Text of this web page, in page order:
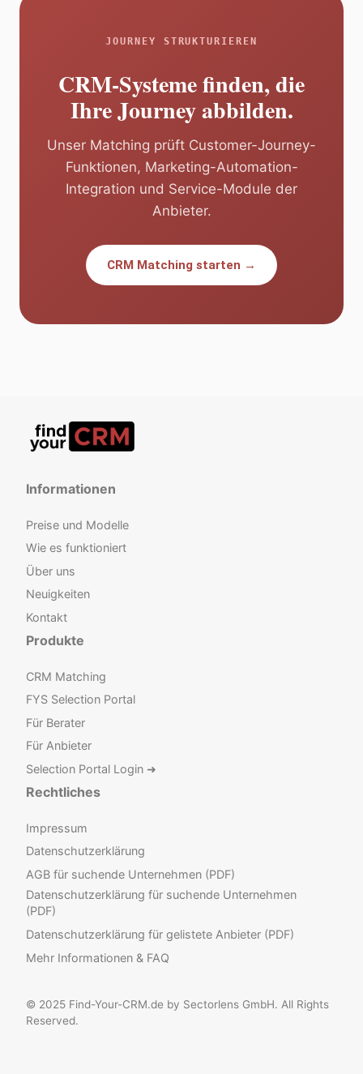
JOURNEY STRUKTURIEREN
CRM-Systeme finden, die
Ihre Journey abbilden.
Unser Matching prüft Customer-Journey-
Funktionen, Marketing-Automation-
Integration und Service-Module der
Anbieter.
CRM Matching starten →
Informationen
Preise und Modelle
Wie es funktioniert
Über uns
Neuigkeiten
Kontakt
Produkte
CRM Matching
FYS Selection Portal
Für Berater
Für Anbieter
Selection Portal Login ➜
Rechtliches
Impressum
Datenschutzerklärung
AGB für suchende Unternehmen (PDF)
Datenschutzerklärung für suchende Unternehmen
(PDF)
Datenschutzerklärung für gelistete Anbieter (PDF)
Mehr Informationen & FAQ
© 2025 Find-Your-CRM.de by Sectorlens GmbH. All Rights
Reserved.